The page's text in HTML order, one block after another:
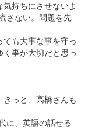
持ちにさせないよ
さない。問題を先
も大事な事を守っ
事が大切だと思っ
っと、高橋さんも
に、英語の話せる